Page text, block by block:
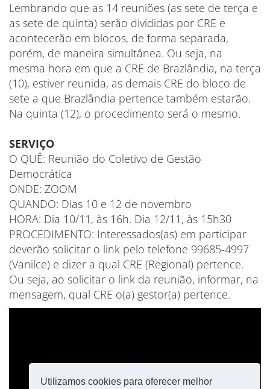
Utilizamos cookies para oferecer melhor
Lembrando que as 14 reuniões (as sete de terça e
as sete de quinta) serão divididas por CRE e
acontecerão em blocos, de forma separada,
porém, de maneira simultânea. Ou seja, na
mesma hora em que a CRE de Brazlândia, na terça
(10), estiver reunida, as demais CRE do bloco de
sete a que Brazlândia pertence também estarão.
Na quinta (12), o procedimento será o mesmo.
SERVIÇO
O QUÊ: Reunião do Coletivo de Gestão
Democrática
ONDE: ZOOM
QUANDO: Dias 10 e 12 de novembro
HORA: Dia 10/11, às 16h. Dia 12/11, às 15h30
PROCEDIMENTO: Interessados(as) em participar
deverão solicitar o link pelo telefone 99685-4997
(Vanilce) e dizer a qual CRE (Regional) pertence.
Ou seja, ao solicitar o link da reunião, informar, na
mensagem, qual CRE o(a) gestor(a) pertence.